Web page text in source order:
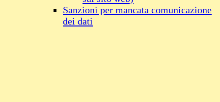
Sanzioni per mancata comunicazione
dei dati